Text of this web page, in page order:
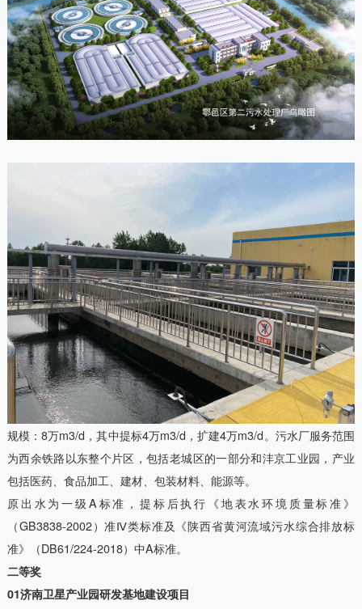
规模：8万m3/d，其中提标4万m3/d，扩建4万m3/d。污水厂服务范围
为西余铁路以东整个片区，包括老城区的一部分和沣京工业园，产业
包括医药、食品加工、建材、包装材料、能源等。
原出水为一级A标准，提标后执行《地表水环境质量标准》
（GB3838-2002）准Ⅳ类标准及《陕西省黄河流域污水综合排放标
准》（DB61/224-2018）中A标准。
二等奖
01济南卫星产业园研发基地建设项目